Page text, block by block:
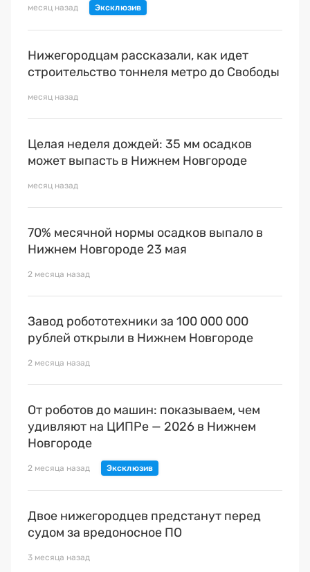
месяц назад
Нижегородцам рассказали, как идет
строительство тоннеля метро до Свободы
месяц назад
Целая неделя дождей: 35 мм осадков
может выпасть в Нижнем Новгороде
месяц назад
70% месячной нормы осадков выпало в
Нижнем Новгороде 23 мая
2 месяца назад
Завод робототехники за 100 000 000
рублей открыли в Нижнем Новгороде
2 месяца назад
От роботов до машин: показываем, чем
удивляют на ЦИПРе — 2026 в Нижнем
Новгороде
2 месяца назад
Двое нижегородцев предстанут перед
судом за вредоносное ПО
3 месяца назад